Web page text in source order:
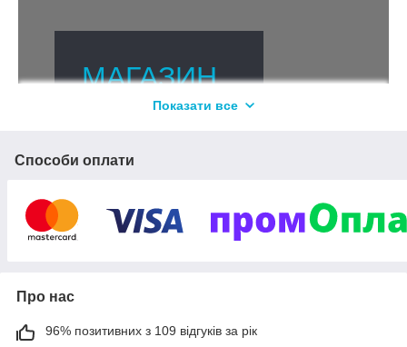
МАГАЗИН
ПРАЦЮЄ
!!!!!
Производс
продажа
Показати все
Способи оплати
Про нас
96% позитивних з 109 відгуків за рік